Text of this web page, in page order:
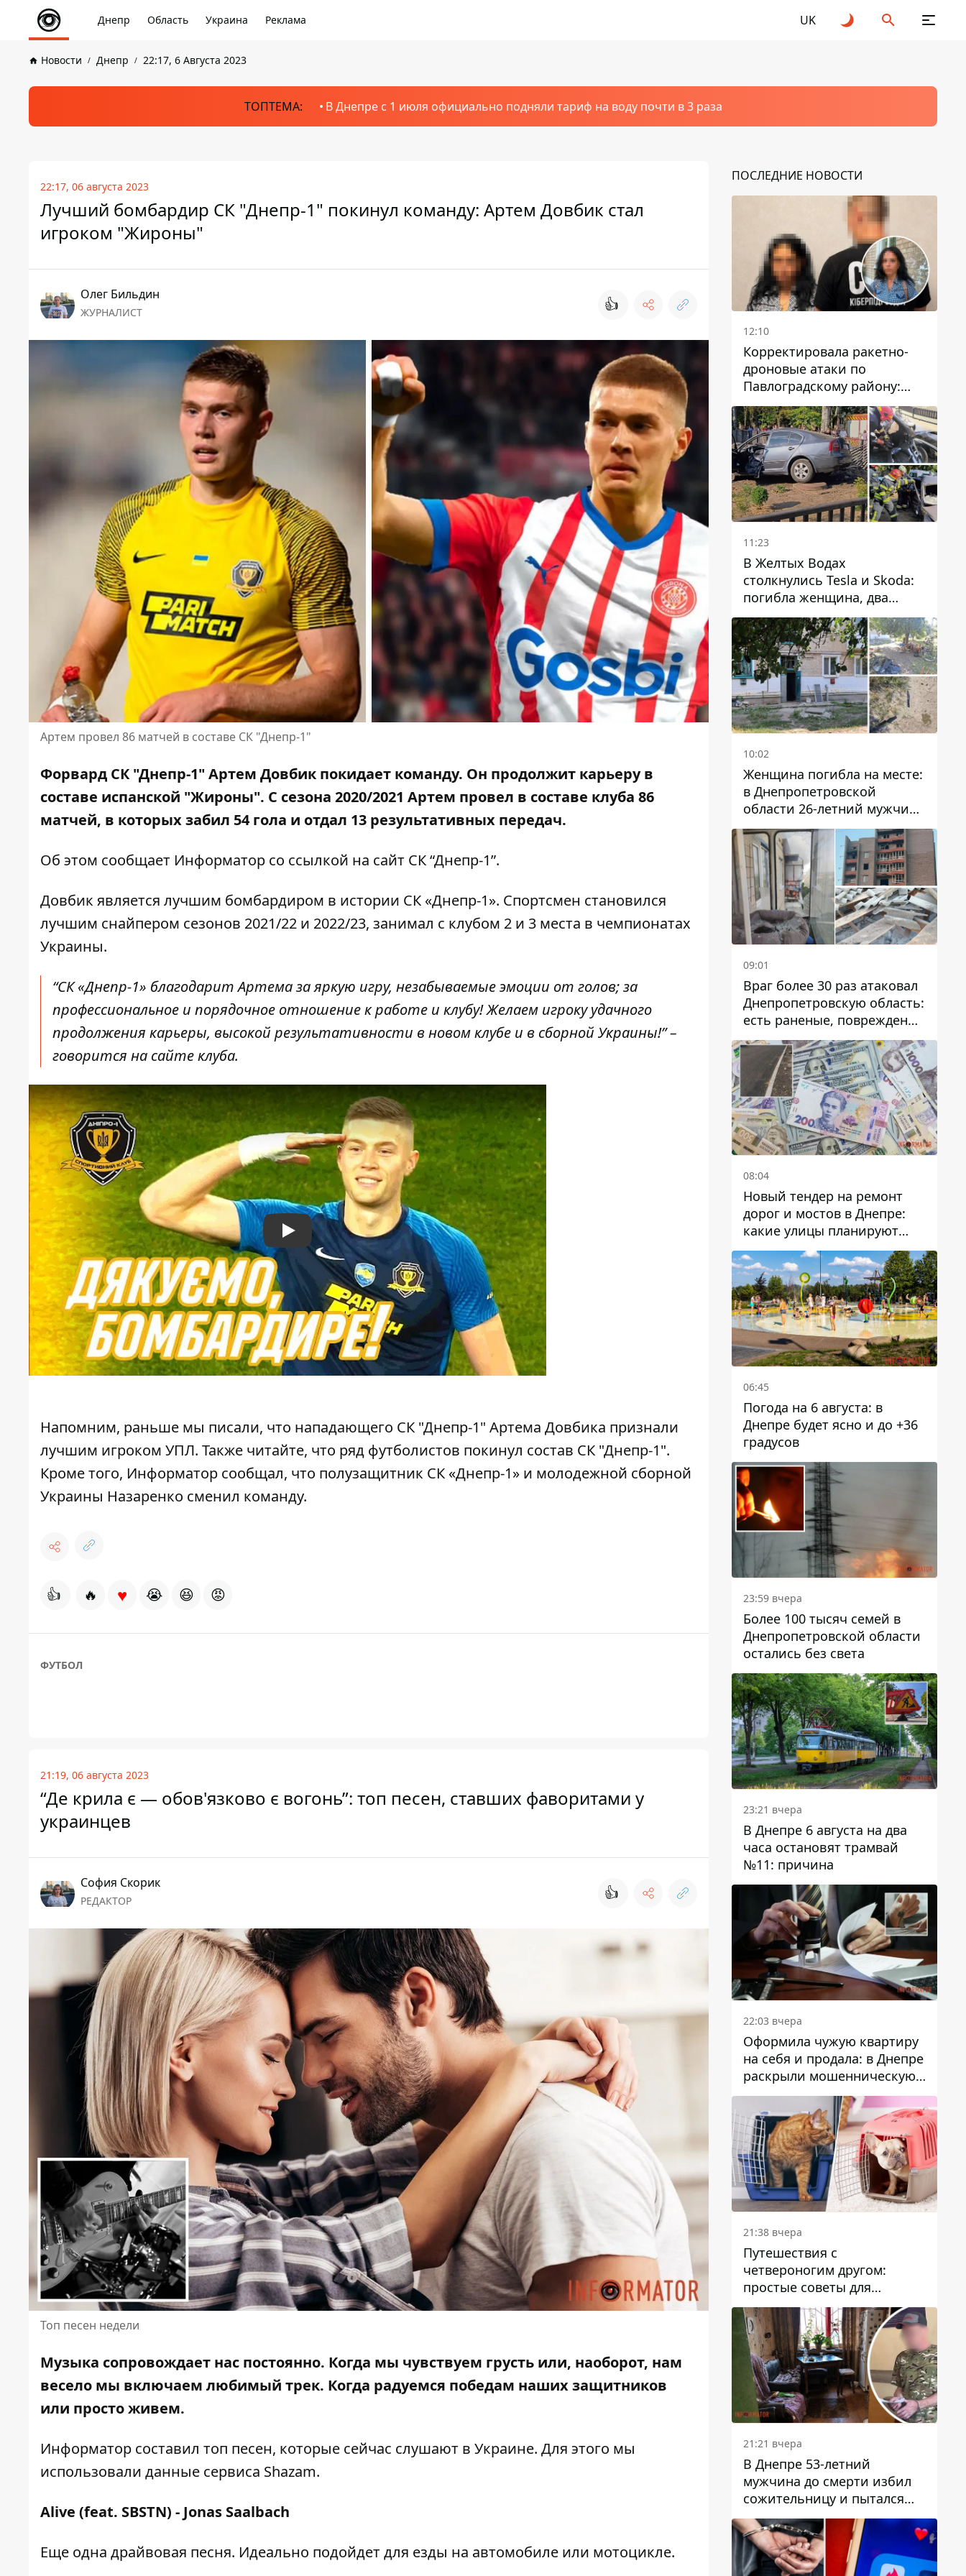
Днепр Область Украина Реклама UK
Новости Днепр 22:17, 6 Августа 2023
ТОПТЕМА: В Днепре с 1 июля официально подняли тариф на воду почти в 3 раза
22:17, 06 августа 2023
Лучший бомбардир СК "Днепр-1" покинул команду: Артем Довбик стал
игроком "Жироны"
Олег Бильдин
ЖУРНАЛИСТ 👍
Артем провел 86 матчей в составе СК "Днепр-1"
Форвард СК "Днепр-1" Артем Довбик покидает команду. Он продолжит карьеру в
составе испанской "Жироны". С сезона 2020/2021 Артем провел в составе клуба 86
матчей, в которых забил 54 гола и отдал 13 результативных передач.
Об этом сообщает Информатор со ссылкой на сайт СК “Днепр-1”.
Довбик является лучшим бомбардиром в истории СК «Днепр-1». Спортсмен становился
лучшим снайпером сезонов 2021/22 и 2022/23, занимал с клубом 2 и 3 места в чемпионатах
Украины.
“СК «Днепр-1» благодарит Артема за яркую игру, незабываемые эмоции от голов; за
профессиональное и порядочное отношение к работе и клубу! Желаем игроку удачного
продолжения карьеры, высокой результативности в новом клубе и в сборной Украины!” –
говорится на сайте клуба.
Play
Напомним, раньше мы писали, что нападающего СК "Днепр-1" Артема Довбика признали
лучшим игроком УПЛ. Также читайте, что ряд футболистов покинул состав СК "Днепр-1".
Кроме того, Информатор сообщал, что полузащитник СК «Днепр-1» и молодежной сборной
Украины Назаренко сменил команду.
👍 🔥 ♥ 😭 😆 😡
ФУТБОЛ
21:19, 06 августа 2023
“Де крила є — обов'язково є вогонь”: топ песен, ставших фаворитами у
украинцев
София Скорик
РЕДАКТОР 👍
Топ песен недели
Музыка сопровождает нас постоянно. Когда мы чувствуем грусть или, наоборот, нам
весело мы включаем любимый трек. Когда радуемся победам наших защитников
или просто живем.
Информатор составил топ песен, которые сейчас слушают в Украине. Для этого мы
использовали данные сервиса Shazam.
Alive (feat. SBSTN) - Jonas Saalbach
Еще одна драйвовая песня. Идеально подойдет для езды на автомобиле или мотоцикле.
ПОСЛЕДНИЕ НОВОСТИ
12:10
Корректировала ракетно-
дроновые атаки по
Павлоградскому району:
задержали вражескую
агентку
11:23
В Желтых Водах
столкнулись Tesla и Skoda:
погибла женщина, два
человека пострадали
10:02
Женщина погибла на месте:
в Днепропетровской
области 26-летний мужчина
избил трех человек
металлическим предметом
09:01
Враг более 30 раз атаковал
Днепропетровскую область:
есть раненые, повреждены
лицей, дома и предприятия
08:04
Новый тендер на ремонт
дорог и мостов в Днепре:
какие улицы планируют
обновить и сколько
десятков миллионов гривен
на это хотят потратить
06:45
Погода на 6 августа: в
Днепре будет ясно и до +36
градусов
23:59 вчера
Более 100 тысяч семей в
Днепропетровской области
остались без света
23:21 вчера
В Днепре 6 августа на два
часа остановят трамвай
№11: причина
22:03 вчера
Оформила чужую квартиру
на себя и продала: в Днепре
раскрыли мошенническую
схему с недвижимостью
21:38 вчера
Путешествия с
четвероногим другом:
простые советы для
поездок с животными
21:21 вчера
В Днепре 53-летний
мужчина до смерти избил
сожительницу и пытался
скрыть преступление:
детали